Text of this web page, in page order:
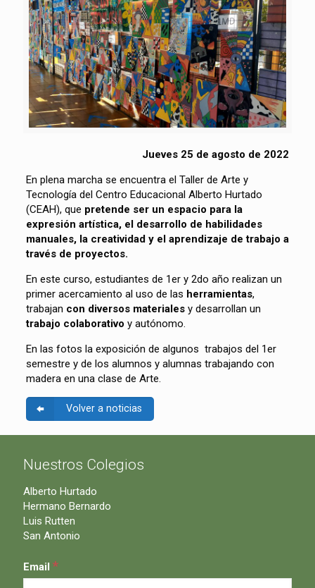
Jueves 25 de agosto de 2022
En plena marcha se encuentra el Taller de Arte y
Tecnología del Centro Educacional Alberto Hurtado
(CEAH), que pretende ser un espacio para la
expresión artística, el desarrollo de habilidades
manuales, la creatividad y el aprendizaje de trabajo a
través de proyectos.
En este curso, estudiantes de 1er y 2do año realizan un
primer acercamiento al uso de las herramientas,
trabajan con diversos materialesy desarrollan un
trabajo colaborativo y autónomo.
En las fotos la exposición de algunos trabajos del 1er
semestre y de los alumnos y alumnas trabajando con
madera en una clase de Arte.
Volver a noticias
Nuestros Colegios
Alberto Hurtado
Hermano Bernardo
Luis Rutten
San Antonio
Email *